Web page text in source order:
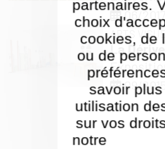
partenaires.
choix
cookies, de
ou de
savoir
utilisation
sur vos
notre
06/2017
ARTS
La
09/2015